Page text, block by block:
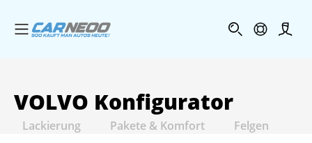
Menü öffnen
VOLVO Konfigurator
Lackierung Pakete & Komfort Felgen